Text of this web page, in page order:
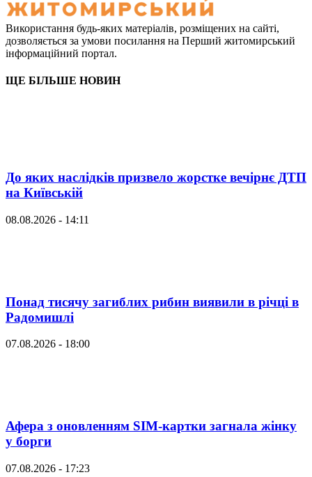
Використання будь-яких матеріалів, розміщених на сайті,
дозволяється за умови посилання на Перший житомирський
інформаційний портал.
ЩЕ БІЛЬШЕ НОВИН
До яких наслідків призвело жорстке вечірнє ДТП
на Київській
08.08.2026 - 14:11
Понад тисячу загиблих рибин виявили в річці в
Радомишлі
07.08.2026 - 18:00
Афера з оновленням SIM-картки загнала жінку
у борги
07.08.2026 - 17:23